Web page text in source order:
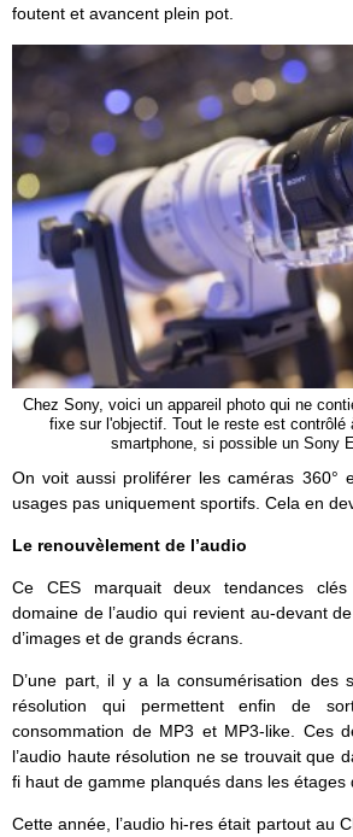
foutent et avancent plein pot.
Chez Sony, voici un appareil photo qui ne
fixe sur l'objectif. Tout le reste est contrôlé
smartphone, si possible un Sony
On voit aussi proliférer les caméras 360°
usages pas uniquement sportifs. Cela en
Le renouvèlement de l’audio
Ce CES marquait deux tendances clés
domaine de l’audio qui revient au-devant
d’images et de grands écrans.
D’une part, il y a la consumérisation des
résolution qui permettent enfin de
consommation de MP3 et MP3-like. Ces
l’audio haute résolution ne se trouvait que
fi haut de gamme planqués dans les étages
Cette année, l’audio hi-res était partout au